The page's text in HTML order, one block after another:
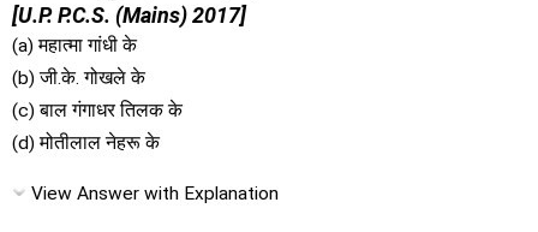
[U.P. P.C.S. (Mains) 2017]
(a) महात्मा गांधी के
(b) जी.के. गोखले के
(c) बाल गंगाधर तिलक के
(d) मोतीलाल नेहरू के
View Answer with Explanation